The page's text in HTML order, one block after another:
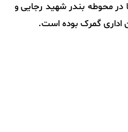
در محوطه بندر شهید رجایی و